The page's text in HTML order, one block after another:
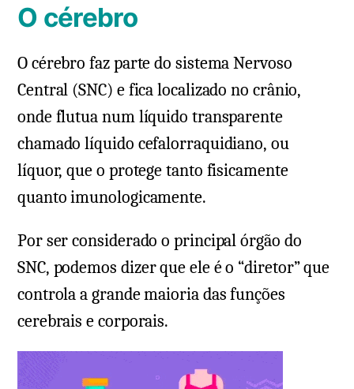
O cérebro
O cérebro faz parte do sistema Nervoso
Central (SNC) e fica localizado no crânio,
onde flutua num líquido transparente
chamado líquido cefalorraquidiano, ou
líquor, que o protege tanto fisicamente
quanto imunologicamente.
Por ser considerado o principal órgão do
SNC, podemos dizer que ele é o “diretor” que
controla a grande maioria das funções
cerebrais e corporais.